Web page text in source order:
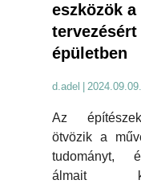
eszközök
épületben
d.adel
Az
ötvözik a
tudományt,
álmait